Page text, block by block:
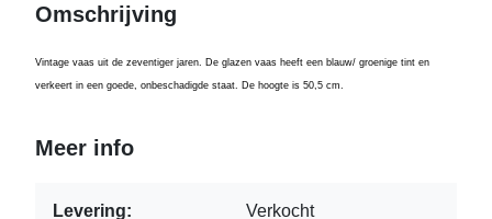
Omschrijving
Vintage vaas uit de zeventiger jaren. De glazen vaas heeft een blauw/ groenige tint en
verkeert in een goede, onbeschadigde staat. De hoogte is 50,5 cm.
Meer info
Levering: Verkocht